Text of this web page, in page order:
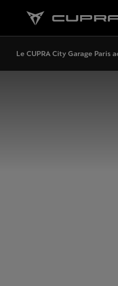
Le CUPRA City Garage Paris